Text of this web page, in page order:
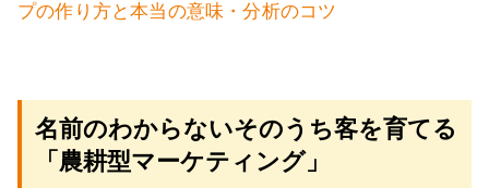
プの作り方と本当の意味・分析のコツ
名前のわからないそのうち客を育てる
「農耕型マーケティング」